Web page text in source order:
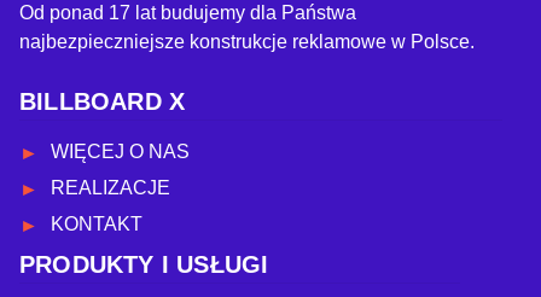
Od ponad 17 lat budujemy dla Państwa
najbezpieczniejsze konstrukcje reklamowe w Polsce.
BILLBOARD X
WIĘCEJ O NAS
REALIZACJE
KONTAKT
PRODUKTY I USŁUGI